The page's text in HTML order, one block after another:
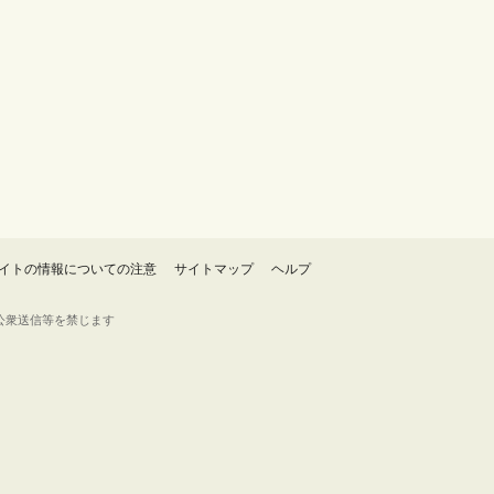
トの情報についての注意 サイトマップ ヘルプ
衆送信等を禁じます